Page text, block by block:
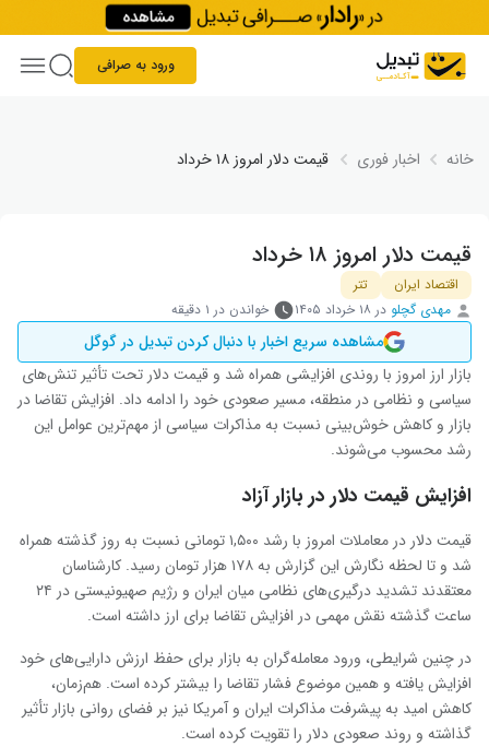
Skip to content
ورود به صرافی
خانه اخبار فوری قیمت دلار امروز ۱۸ خرداد
قیمت دلار امروز ۱۸ خرداد
اقتصاد ایران
تتر
مهدی گچلو در ۱۸ خرداد ۱۴۰۵ خواندن در ۱ دقیقه
مشاهده سریع اخبار با دنبال کردن تبدیل در گوگل
بازار ارز امروز با روندی افزایشی همراه شد و قیمت دلار تحت تأثیر تنش‌های
سیاسی و نظامی در منطقه، مسیر صعودی خود را ادامه داد. افزایش تقاضا در
بازار و کاهش خوش‌بینی نسبت به مذاکرات سیاسی از مهم‌ترین عوامل این
رشد محسوب می‌شوند.
افزایش قیمت دلار در بازار آزاد
قیمت دلار در معاملات امروز با رشد ۱,۵۰۰ تومانی نسبت به روز گذشته همراه
شد و تا لحظه نگارش این گزارش به ۱۷۸ هزار تومان رسید. کارشناسان
معتقدند تشدید درگیری‌های نظامی میان ایران و رژیم صهیونیستی در ۲۴
ساعت گذشته نقش مهمی در افزایش تقاضا برای ارز داشته است.
در چنین شرایطی، ورود معامله‌گران به بازار برای حفظ ارزش دارایی‌های خود
افزایش یافته و همین موضوع فشار تقاضا را بیشتر کرده است. هم‌زمان،
کاهش امید به پیشرفت مذاکرات ایران و آمریکا نیز بر فضای روانی بازار تأثیر
گذاشته و روند صعودی دلار را تقویت کرده است.